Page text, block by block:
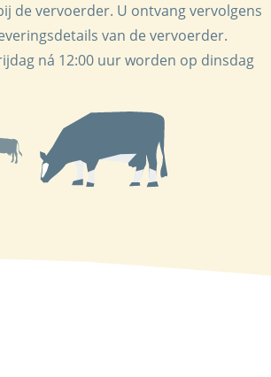
de vervoerder. U ontvang vervolgens
van de vervoerder.
ná 12:00 uur worden op dinsdag